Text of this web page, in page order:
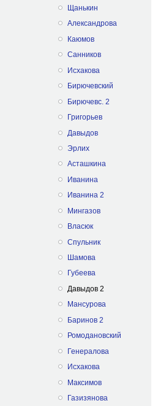
Щанькин
Александрова
Каюмов
Санников
Исхакова
Бирючевский
Бирючевс. 2
Григорьев
Давыдов
Эрлих
Асташкина
Иванина
Иванина 2
Мингазов
Власюк
Спульник
Шамова
Губеева
Давыдов 2
Мансурова
Баринов 2
Ромодановский
Генералова
Исхакова
Максимов
Газизянова